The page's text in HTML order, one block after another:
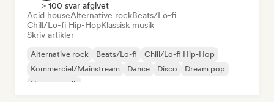
> 100 svar afgivet
Acid houseAlternative rockBeats/Lo-fi
Chill/Lo-fi Hip-HopKlassisk musik
Skriv artikler
Alternative rock Beats/Lo-fi
Chill/Lo-fi Hip-Hop
Kommerciel/Mainstream
Dance Disco
Dream pop
House-musik